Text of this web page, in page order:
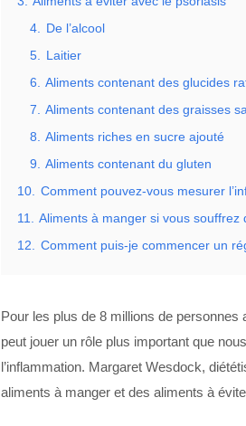
4. De l’alcool
5. Laitier
6. Aliments contenant des glucides
7. Aliments contenant des graisses
8. Aliments riches en sucre ajouté
9. Aliments contenant du gluten
10. Comment pouvez-vous mesurer
11. Aliments à manger si vous souffrez
12. Comment puis-je commencer un
Pour les plus de 8 millions de
peut jouer un rôle plus important que
l’inflammation. Margaret Wesdock,
aliments à manger et des aliments à